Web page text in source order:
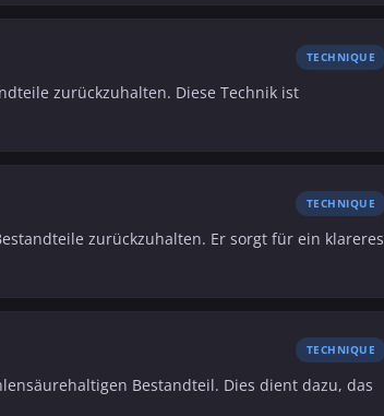
TECHNIQUE
zurückzuhalten. Diese Technik ist
TECHNIQUE
zurückzuhalten. Er sorgt für ein klareres
TECHNIQUE
Bestandteil. Dies dient dazu, das